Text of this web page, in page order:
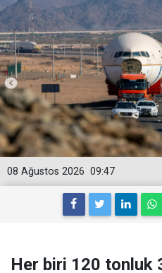
09:47
08 Ağustos 2026
Her biri 120 tonluk